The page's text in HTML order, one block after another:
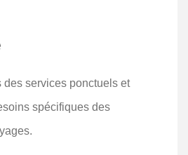
des services ponctuels et
spécifiques des